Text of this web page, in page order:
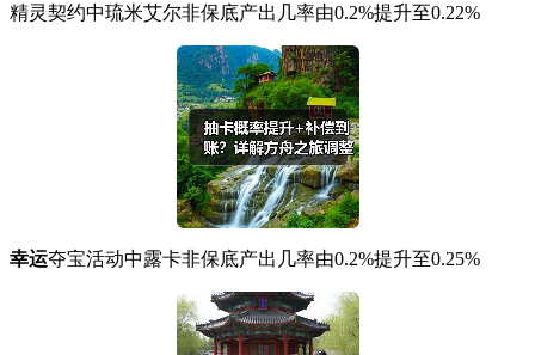
精灵契约中琉米艾尔非保底产出几率由0.2%提升至0.22%
幸运夺宝活动中露卡非保底产出几率由0.2%提升至0.25%